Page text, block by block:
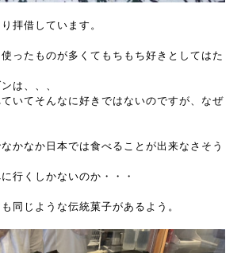
拝借しています。
ったものが多くてもちもち好きとしてはた
は、、、
いてそんなに好きではないのですが、なぜ
かなか日本では食べることが出来なさそう
行くしかないのか・・・
同じような伝統菓子があるよう。